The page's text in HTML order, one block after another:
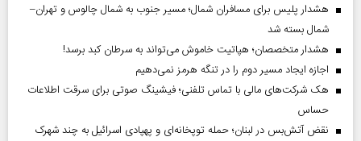
هشدار پلیس برای مسافران شمال؛ مسیر جنوب به شمال چالوس و تهران–
شمال بسته شد
هشدار متخصصان؛ هپاتیت خاموش می‌تواند به سرطان کبد برسد!
اجازه ایجاد مسیر دوم را در تنگه هرمز نمی‌دهیم
هک شرکت‌های مالی با تماس تلفنی؛ فیشینگ صوتی برای سرقت اطلاعات
حساس
نقض آتش‌بس در لبنان؛ حمله توپخانه‌ای و پهپادی اسرائیل به چند شهرک